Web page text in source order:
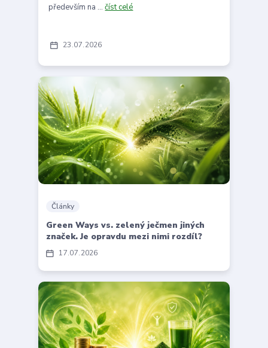
23 07 2026
především na ...číst celé
17 07 2026
Články
Green Ways vs. zelený ječmen jiných
značek. Je opravdu mezi nimi rozdíl?